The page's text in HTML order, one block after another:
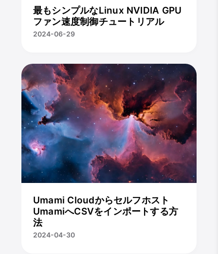
最もシンプルなLinux NVIDIA GPU
ファン速度制御チュートリアル
2024-06-29
Umami Cloudからセルフホスト
UmamiへCSVをインポートする方
法
2024-04-30